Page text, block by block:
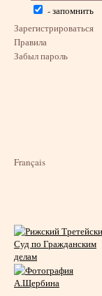
- запомнить
Зарегистрироваться
Правила
Забыл пароль
Français